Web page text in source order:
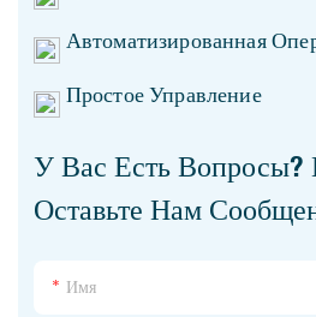
Автоматизированная
Простое Управление
У Вас Есть Вопросы?
Оставьте Нам
Имя